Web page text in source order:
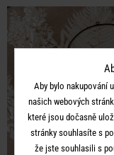
Aby bylo nakupování
našich webových
které jsou dočasně
stránky souhlasíte s
že jste souhlasili s